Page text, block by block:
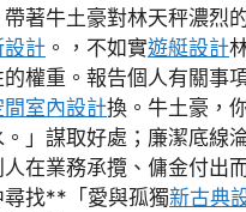
著牛土豪對林天秤濃烈
設計 。，不如實遊艇設計
的權重。報告個人有關事
間室內設計換。牛土豪，
。」謀取好處；廉潔底線
在業務承攬、傭金付出
尋找**「愛與孤獨新古典